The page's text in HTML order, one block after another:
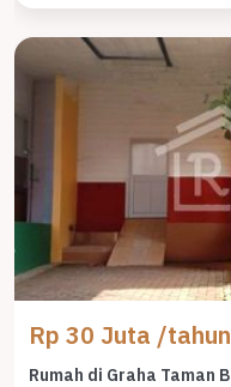
Rp 30 Juta /tahun